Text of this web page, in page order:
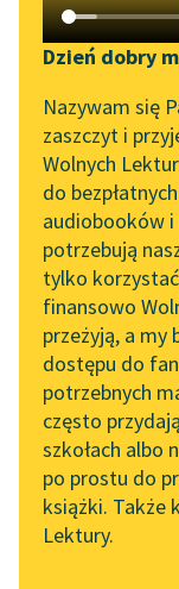
Katalog DAISY
Podkasty o
Aktualności
„Prokurator Alicja
do słuchania
Byliśmy częścią AI
Lab
Zapraszamy na
online z
literatury
Spotkanie z
Tunkiel w Oslo
102. lata temu
Joseph Conrad
Dzień dobry
Nazywam się
zaszczyt i
Wolnych
do
audiobooków i
potrzebują
tylko
finansowo
przeżyją, a my
dostępu do
potrzebnych
często
szkołach albo
po prostu do
książki. Także
Lektury.